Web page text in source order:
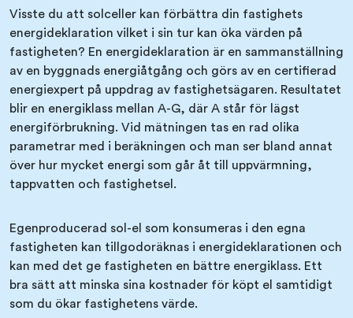
Visste du att solceller kan förbättra din fastighets
energideklaration vilket i sin tur kan öka värden på
fastigheten? En energideklaration är en sammanställning
av en byggnads energiåtgång och görs av en certifierad
energiexpert på uppdrag av fastighetsägaren. Resultatet
blir en energiklass mellan A-G, där A står för lägst
energiförbrukning. Vid mätningen tas en rad olika
parametrar med i beräkningen och man ser bland annat
över hur mycket energi som går åt till uppvärmning,
tappvatten och fastighetsel.
Egenproducerad sol-el som konsumeras i den egna
fastigheten kan tillgodoräknas i energideklarationen och
kan med det ge fastigheten en bättre energiklass. Ett
bra sätt att minska sina kostnader för köpt el samtidigt
som du ökar fastighetens värde.